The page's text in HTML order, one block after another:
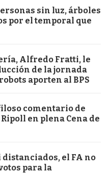
sin luz, árboles
por el temporal que
Alfredo Fratti, le
de la jornada
aporten al BPS
comentario de
en plena Cena de
el FA no
para la